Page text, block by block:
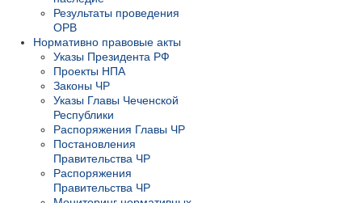
Результаты проведения
ОРВ
Нормативно правовые акты
Указы Президента РФ
Проекты НПА
Законы ЧР
Указы Главы Чеченской
Республики
Распоряжения Главы ЧР
Постановления
Правительства ЧР
Распоряжения
Правительства ЧР